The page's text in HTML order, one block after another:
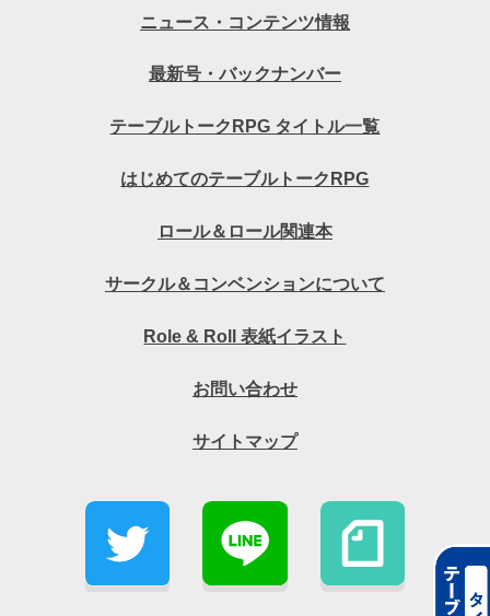
ニュース・コンテンツ情報
最新号・バックナンバー
テーブルトークRPG タイトル一覧
はじめてのテーブルトークRPG
ロール＆ロール関連本
サークル＆コンベンションについて
Role & Roll 表紙イラスト
お問い合わせ
サイトマップ